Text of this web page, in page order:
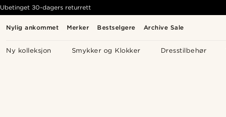
Nylig ankommet Merker Bestselgere Archive Sale
Ny kolleksjon Smykker og Klokker Dresstilbehør
Ubetinget 30-dagers returrett